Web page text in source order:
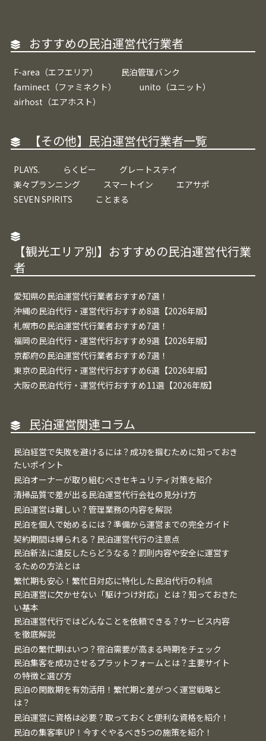
おすすめの民泊運営代行業者
F-area（エフエリア）
民泊管理バンク
faminect（ファミネクト）
unito（ユニット）
airhost（エアホスト）
【その他】民泊運営代行業者一覧
PLAYS. らくビー
グレートステイ
楽々プランニング
スマートイン
エアサポ
SEVEN SPIRITS
ことまる
【観光エリア別】おすすめの民泊運営代行業
者
愛知県の民泊運営代行業者おすすめ7選！
沖縄の民泊代行・運営代行おすすめ8選【2026年版】
札幌市の民泊運営代行業者おすすめ7選！
福岡の民泊代行・運営代行おすすめ9選【2026年版】
京都府の民泊運営代行業者おすすめ7選！
東京の民泊代行・運営代行おすすめ6選【2026年版】
大阪の民泊代行・運営代行おすすめ11選【2026年版】
民泊運営関連コラム
民泊経営で失敗を避けるには？成功を掴むために知っておき
たいポイント
民泊オーナーが取り組むべきセキュリティ対策を紹介
清掃品質で差が出る民泊運営代行会社の見分け方
民泊運営は難しい？管理業務の内容を解説
民泊を個人で始めるには？準備から運営までの完全ガイド
契約期間は縛られる？民泊運営代行の注意点
民泊新法に違反したらどうなる？罰則内容や安全に運営す
るための方法とは
繁忙期も安心！繁忙日対応に特化した民泊代行の利点
民泊運営に欠かせない「駆けつけ対応」とは？知っておきた
い基本
民泊運営代行ではどんなことを依頼できる？サービス内容
を徹底解説
民泊の繁忙期はいつ？宿泊需要が高まる時期をチェック
民泊集客を成功させるプラットフォームとは？主要サイト
の特徴と選び方
民泊の閑散期を有効活用！繁忙期と差がつく運営戦略と
は？
民泊運営に資格は必要？取っておくと便利な資格を紹介！
民泊の集客率UP！今すぐやるべき5つの施策を紹介！